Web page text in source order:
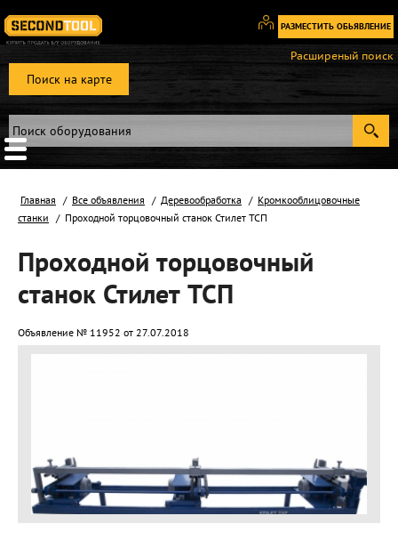
РАЗМЕСТИТЬ ОБЬЯВЛЕНИЕ
Вход
Регистрация
Поиск на карте
Расширеный поиск
Главная Все объявления Деревообработка
Кромкооблицовочные
станки
Проходной торцовочный станок Стилет ТСП
Проходной торцовочный
станок Стилет ТСП
Объявление № 11952 от 27.07.2018